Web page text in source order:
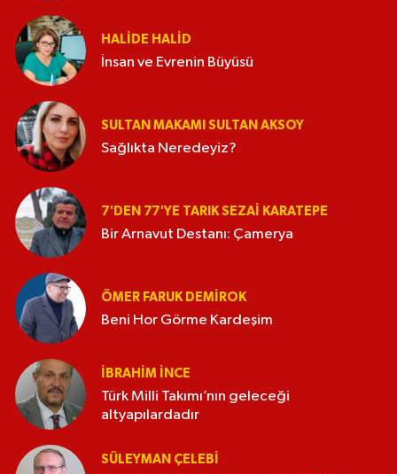
HALIDE HALID
İnsan ve Evrenin Büyüsü
SULTAN MAKAMI SULTAN AKSOY
Sağlıkta Neredeyiz?
7'DEN 77'YE TARIK SEZAI KARATEPE
Bir Arnavut Destanı: Çamerya
ÖMER FARUK DEMIROK
Beni Hor Görme Kardeşim
İBRAHIM İNCE
Türk Milli Takımı’nın geleceği
altyapılardadır
SÜLEYMAN ÇELEBI